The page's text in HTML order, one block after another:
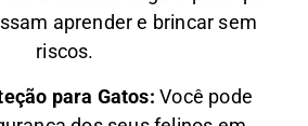
aprender e brincar sem
riscos.
para Gatos: Você pode